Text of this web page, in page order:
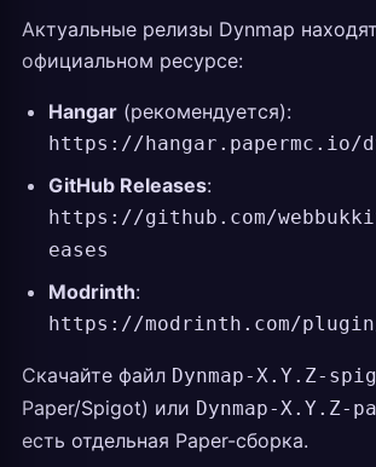
Актуальные релизы Dynmap
официальном ресурсе:
Hangar (рекомендуется):
https://hangar.papermc.io/
GitHub Releases:
https://github.com/
eases
Modrinth:
https://modrinth.com/plugin/
Скачайте файл Dynmap-X.Y.Z-
Paper/Spigot) или Dynmap-X.Y.Z-
есть отдельная Paper-сборка.